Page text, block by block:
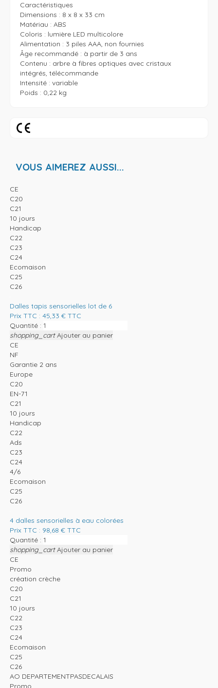
Caractéristiques
Dimensions : 8 x 8 x 33 cm
Matériau : ABS
Coloris : lumière LED multicolore
Alimentation : 3 piles AAA, non fournies
Âge recommandé : à partir de 3 ans
Contenu : arbre à fibres optiques avec cristaux
intégrés, télécommande
Intensité : variable
Poids : 0,22 kg
VOUS AIMEREZ AUSSI...
CE
C20
C21
10 jours
Handicap
C22
C23
C24
Ecomaison
C25
C26
Dalles tapis sensorielles lot de 6
Prix TTC : 45,33 € TTC
Quantité :
shopping_cart Ajouter au panier
CE
NF
Garantie 2 ans
Europe
C20
EN-71
C21
10 jours
Handicap
C22
Ads
C23
C24
4/6
Ecomaison
C25
C26
4 dalles sensorielles à eau colorées
Prix TTC : 98,68 € TTC
Quantité :
shopping_cart Ajouter au panier
CE
Promo
création crèche
C20
C21
10 jours
C22
C23
C24
Ecomaison
C25
C26
AO DEPARTEMENTPASDECALAIS
Promo